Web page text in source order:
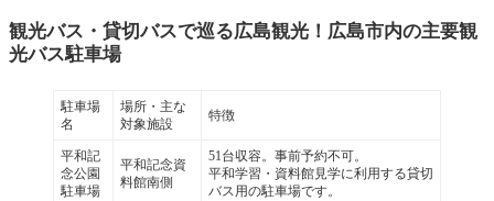
観光バス・ 貸切バスで巡る広島観光！広島市内の主要観
光バス駐車場
駐車場
名
場所・主な
対象施設
特徴
平和記
念公園
駐車場
平和記念資
料館南側
51台収容。事前予約不可。
平和学習・資料館見学に利用する貸切
バス用の駐車場です。